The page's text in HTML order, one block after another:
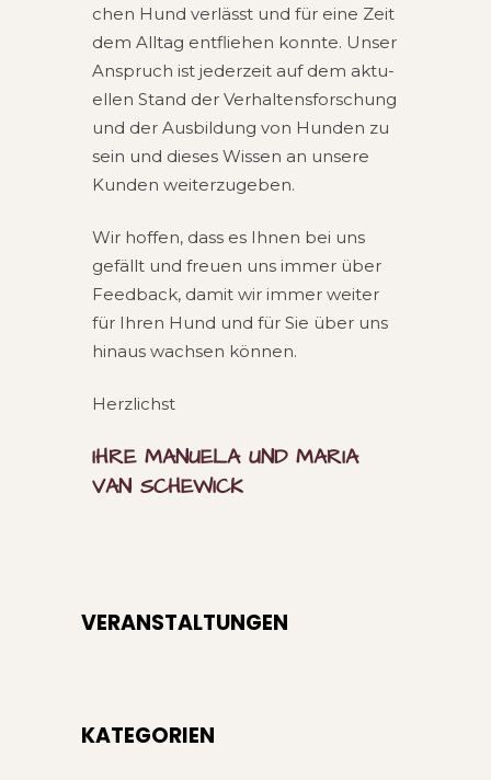
chen Hund ver­lässt und für eine Zeit
dem All­tag ent­flie­hen konn­te. Unser
Anspruch ist jeder­zeit auf dem aktu­
el­len Stand der Ver­hal­tens­for­schung
und der Aus­bil­dung von Hun­den zu
sein und die­ses Wis­sen an unse­re
Kun­den weiterzugeben.
Wir hof­fen, dass es Ihnen bei uns
gefällt und freu­en uns immer über
Feed­back, damit wir immer wei­ter
für Ihren Hund und für Sie über uns
hin­aus wach­sen können.
Herz­lichst
IHRE MANUE­LA UND MARIA
VAN SCHEWICK
VERANSTALTUNGEN
KATE­GO­RIEN